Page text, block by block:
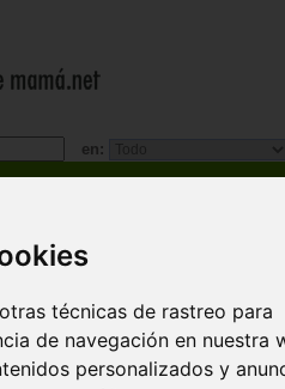
técnicas de rastreo para
de navegación en nuestra
personalizados y
en:
>Vegetarianismo> Veganismo